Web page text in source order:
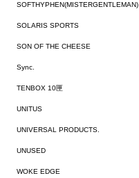
SOFTHYPHEN(MISTERGENTLEMAN)
SOLARIS SPORTS
SON OF THE CHEESE
Sync.
TENBOX 10匣
UNITUS
UNIVERSAL PRODUCTS.
UNUSED
WOKE EDGE